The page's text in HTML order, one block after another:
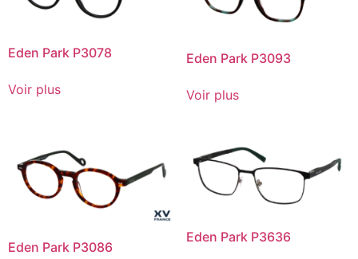
Eden Park P3078
Voir plus
Eden Park P3093
Voir plus
Eden Park P3086
Eden Park P3636